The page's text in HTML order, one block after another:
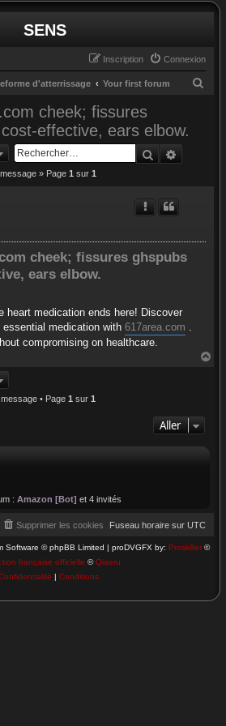
SENS
Connexion
Inscription
d'atterrissage Your first forum
cheek; fissures
effective, ears elbow.
Rechercher
» Page 1 sur 1
cheek; fissures ghspubs
ears elbow.
heart medication ends here! Discover
medication with 617area.com .
compromising on healthcare.
message • Page 1 sur 1
Aller
: Amazon [Bot] et 4 invités
Fuseau horaire sur UTC
Supprimer les cookies
Software © phpBB Limited | proDVGFX by: Prosk8er©
française officielle ©Qiaeru
| Conditions